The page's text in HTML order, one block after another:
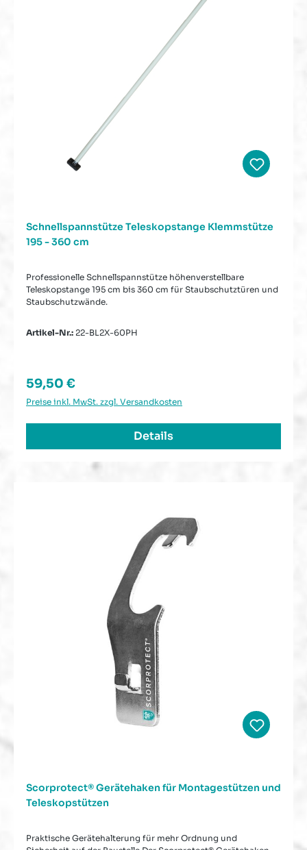
Schnellspannstütze Teleskopstange Klemmstütze
195 - 360 cm
Professionelle Schnellspannstütze höhenverstellbare
Teleskopstange 195 cm bis 360 cm für Staubschutztüren und
Staubschutzwände.
Artikel-Nr.: 22-BL2X-60PH
Regulärer Preis:
59,50 €
Preise inkl. MwSt. zzgl. Versandkosten
Details
Scorprotect® Gerätehaken für Montagestützen und
Teleskopstützen
Praktische Gerätehalterung für mehr Ordnung und